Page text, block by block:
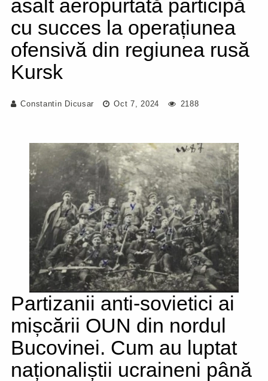
asalt aeropurtată participă
cu succes la operațiunea
ofensivă din regiunea rusă
Kursk
Constantin Dicusar Oct 7, 2024 2188
Partizanii anti-sovietici ai
mișcării OUN din nordul
Bucovinei. Cum au luptat
naționaliștii ucraineni până